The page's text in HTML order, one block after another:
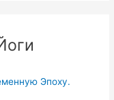
Эпоху.